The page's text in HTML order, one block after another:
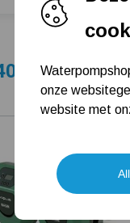
100 R
onze
website met